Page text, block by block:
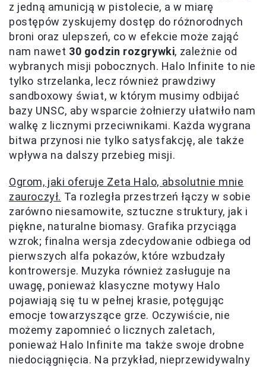
z jedną amunicją w pistolecie, a w miarę
postępów zyskujemy dostęp do różnorodnych
broni oraz ulepszeń, co w efekcie może zająć
nam nawet 30 godzin rozgrywki, zależnie od
wybranych misji pobocznych. Halo Infinite to nie
tylko strzelanka, lecz również prawdziwy
sandboxowy świat, w którym musimy odbijać
bazy UNSC, aby wsparcie żołnierzy ułatwiło nam
walkę z licznymi przeciwnikami. Każda wygrana
bitwa przynosi nie tylko satysfakcję, ale także
wpływa na dalszy przebieg misji.
Ogrom, jaki oferuje Zeta Halo, absolutnie mnie
zauroczył. Ta rozległa przestrzeń łączy w sobie
zarówno niesamowite, sztuczne struktury, jak i
piękne, naturalne biomasy. Grafika przyciąga
wzrok; finalna wersja zdecydowanie odbiega od
pierwszych alfa pokazów, które wzbudzały
kontrowersje. Muzyka również zasługuje na
uwagę, ponieważ klasyczne motywy Halo
pojawiają się tu w pełnej krasie, potęgując
emocje towarzyszące grze. Oczywiście, nie
możemy zapomnieć o licznych zaletach,
ponieważ Halo Infinite ma także swoje drobne
niedociągnięcia. Na przykład, nieprzewidywalny